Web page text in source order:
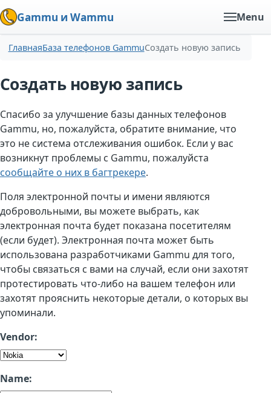
Gammu и Wammu Menu
ГлавнаяБаза телефонов GammuСоздать новую запись
Создать новую запись
Спасибо за улучшение базы данных телефонов
Gammu, но, пожалуйста, обратите внимание, что
это не система отслеживания ошибок. Если у вас
возникнут проблемы с Gammu, пожалуйста
сообщайте о них в багтрекере.
Поля электронной почты и имени являются
добровольными, вы можете выбрать, как
электронная почта будет показана посетителям
(если будет). Электронная почта может быть
использована разработчиками Gammu для того,
чтобы связаться с вами на случай, если они захотят
протестировать что-либо на вашем телефон или
захотят прояснить некоторые детали, о которых вы
упоминали.
Vendor:
Name: